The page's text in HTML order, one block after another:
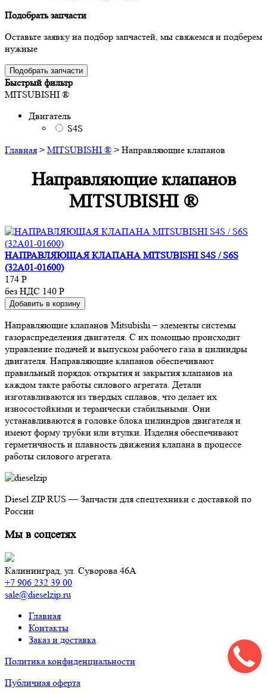
Подобрать запчасти
Оставьте заявку на подбор запчастей, мы свяжемся и подберем
нужные
Подобрать запчасти
Быстрый фильтр
MITSUBISHI ®
Двигатель
S4S
Главная > MITSUBISHI ® > Направляющие клапанов
Направляющие клапанов
MITSUBISHI ®
НАПРАВЛЯЮЩАЯ КЛАПАНА MITSUBISHI S4S / S6S
(32A01-01600)
174 Р
без НДС 140 Р
Добавить в корзину
Направляющие клапанов Mitsubishi – элементы системы
газораспределения двигателя. С их помощью происходит
управление подачей и выпуском рабочего газа в цилиндры
двигателя. Направляющие клапанов обеспечивают
правильный порядок открытия и закрытия клапанов на
каждом такте работы силового агрегата. Детали
изготавливаются из твердых сплавов, что делает их
износостойкими и термически стабильными. Они
устанавливаются в головке блока цилиндров двигателя и
имеют форму трубки или втулки. Изделия обеспечивают
герметичность и плавность движения клапана в процессе
работы силового агрегата.
Diesel ZIP RUS — Запчасти для спецтехники с доставкой по
России
Мы в соцсетях
Калининград, ул. Суворова 46А
+7 906 232 39 00
sale@dieselzip.ru
Главная
Контакты
Заказ и доставка
Политика конфиденциальности
Публичная оферта